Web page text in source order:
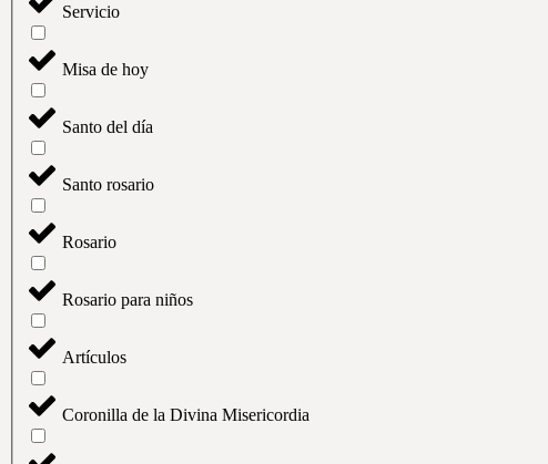
Servicio
Misa de hoy
Santo del día
Santo rosario
Rosario
Rosario para niños
Artículos
Coronilla de la Divina Misericordia